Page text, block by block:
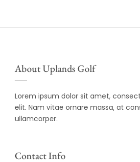
About Uplands Golf
Lorem ipsum dolor sit amet,
elit. Nam vitae ornare massa, at
ullamcorper.
Contact Info